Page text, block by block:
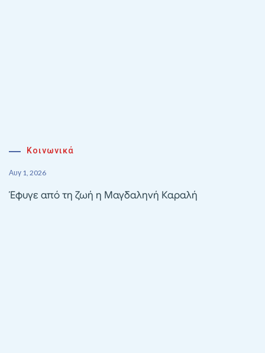
Κοινωνικά
Αυγ 1, 2026
Έφυγε από τη ζωή η Μαγδαληνή Καραλή